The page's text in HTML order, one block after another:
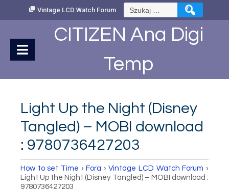
Vintage LCD Watch Forum Szukaj:
CITIZEN Ana Digi
Temp
Light Up the Night (Disney
Tangled) – MOBI download
: 9780736427203
How to set Time › Fora › Vintage LCD Watch Forum ›
Light Up the Night (Disney Tangled) – MOBI download :
9780736427203